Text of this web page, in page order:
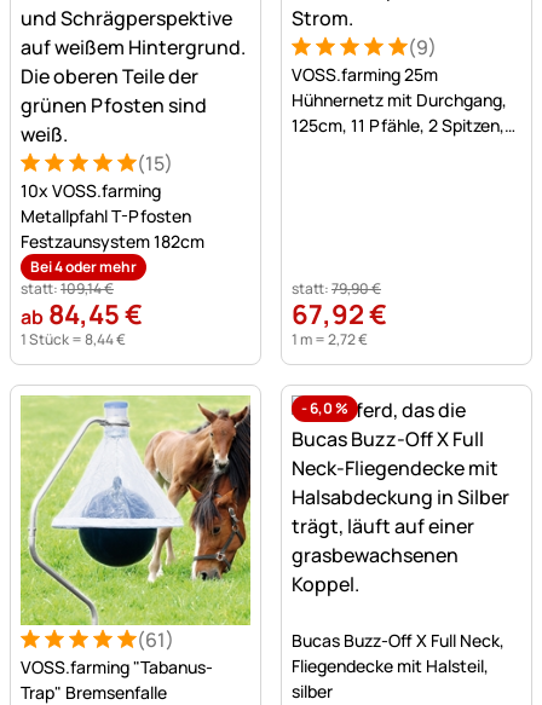
Bewertung: 5 von 5 (15 Bewertungen)
15 Bewertungen
(15)
10x VOSS.farming
Metallpfahl T-Pfosten
Festzaunsystem 182cm
Bei 4 oder mehr
statt:109,14€
ab 84,45€
1 Stück =8,44€
Bewertung: 5 von 5 (9
9 Bewertungen
(9)
VOSS.farming 25m
Hühnernetz mit Durchgang,
125cm, 11 Pfähle, 2 Spitzen,
statt:79,90€
67,92€
1 m =2,72€
Bewertung: 5 von 5 (61 Bewertungen)
61 Bewertungen
(61)
VOSS.farming "Tabanus-
Trap" Bremsenfalle
-6,0%
Bucas Buzz-Off X Full Neck,
Fliegendecke mit Halsteil,
silber